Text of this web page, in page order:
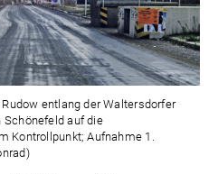
entlang der Waltersdorfer
Schönefeld auf die
Kontrollpunkt; Aufnahme 1.